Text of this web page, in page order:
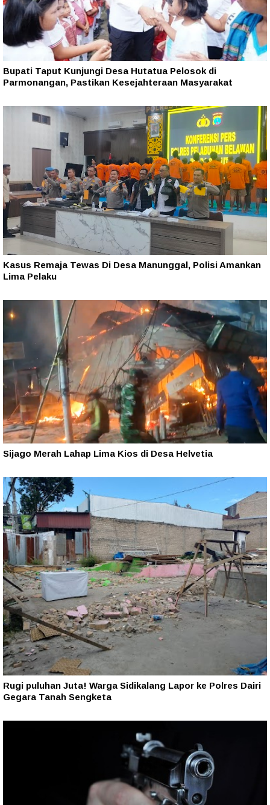
Bupati Taput Kunjungi Desa Hutatua Pelosok di
Parmonangan, Pastikan Kesejahteraan Masyarakat
Kasus Remaja Tewas Di Desa Manunggal, Polisi Amankan
Lima Pelaku
Sijago Merah Lahap Lima Kios di Desa Helvetia
Rugi puluhan Juta! Warga Sidikalang Lapor ke Polres Dairi
Gegara Tanah Sengketa